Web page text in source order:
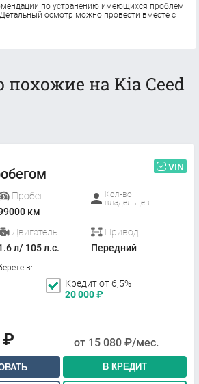
по устранению имеющихся проблем
осмотр можно провести вместе с
похожие на Kia Ceed
VIN
Пробег
км
Кол-во
владельцев
Двигатель
л/ 105 л.с.
Привод
Передний
в:
Кредит от 6,5%
20 000₽
₽ от 15 080 ₽/мес.
В КРЕДИТ